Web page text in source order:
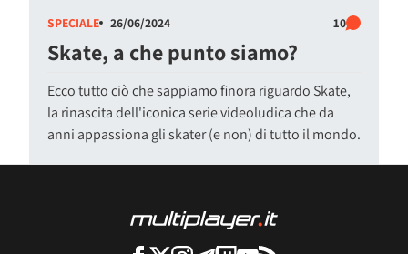
SPECIALE 26/06/2024 10
Skate, a che punto siamo?
Ecco tutto ciò che sappiamo finora riguardo Skate,
la rinascita dell'iconica serie videoludica che da
anni appassiona gli skater (e non) di tutto il mondo.